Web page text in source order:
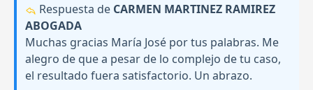
Respuesta de CARMEN MARTINEZ RAMIREZ
ABOGADA
Muchas gracias María José por tus palabras. Me
alegro de que a pesar de lo complejo de tu caso,
el resultado fuera satisfactorio. Un abrazo.